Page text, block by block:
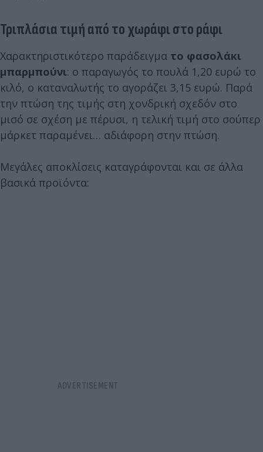
Τριπλάσια τιμή από το χωράφι στο ράφι
Χαρακτηριστικότερο παράδειγμα το φασολάκι
μπαρμπούνι: ο παραγωγός το πουλά 1,20 ευρώ το
κιλό, ο καταναλωτής το αγοράζει 3,15 ευρώ. Παρά
την πτώση της τιμής στη χονδρική σχεδόν στο
μισό σε σχέση με πέρυσι, η τελική τιμή στο σούπερ
μάρκετ παραμένει… αδιάφορη στην πτώση.
Μεγάλες αποκλίσεις καταγράφονται και σε άλλα
βασικά προϊόντα: